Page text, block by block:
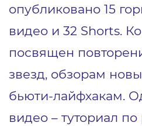
опубликовано 15
видео и 32 Shorts.
посвящен
звезд, обзорам
бьюти-лайфхакам.
видео – туториал